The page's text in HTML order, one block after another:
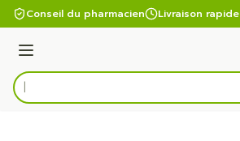
Aller au contenu
Conseil du pharmacien Livraison rapide
Menu
Rechercher